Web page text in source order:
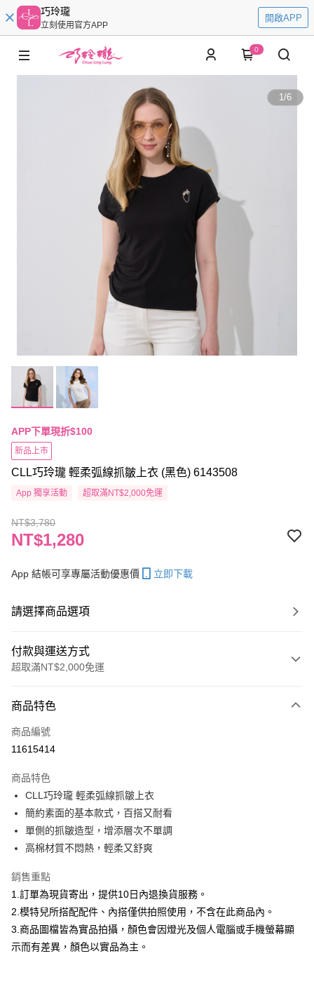
巧玲瓏
立刻使用官方APP
開啟APP
0
1/6
APP下單現折$100
新品上市
CLL巧玲瓏 輕柔弧線抓皺上衣 (黑色) 6143508
App 獨享活動 超取滿NT$2,000免運
NT$3,780
NT$1,280
App 結帳可享專屬活動優惠價 立即下載
請選擇商品選項
付款與運送方式
超取滿NT$2,000免運
信用卡一次付款
信用卡分期付款
合作金庫商業銀行
華南商業銀行
上海商業儲蓄銀行
台北富邦商業銀行
國泰世華商業銀行
兆豐國際商業銀行
臺灣中小企業銀行
聯邦商業銀行
元大商業銀行
永豐商業銀行
台新國際商業銀行
中國信託商業銀行
台灣樂天信用卡公司
超商取貨付款
LINE Pay
Apple Pay
悠遊付
Google Pay
全盈+PAY
商品特色
商品編號
11615414
商品特色
CLL巧玲瓏 輕柔弧線抓皺上衣
簡約素面的基本款式，百搭又耐看
單側的抓皺造型，增添層次不單調
高棉材質不悶熱，輕柔又舒爽
銷售重點
1.訂單為現貨寄出，提供10日內退換貨服務。
2.模特兒所搭配配件、內搭僅供拍照使用，不含在此商品內。
3.商品圖檔皆為實品拍攝，顏色會因燈光及個人電腦或手機螢幕顯
示而有差異，顏色以實品為主。